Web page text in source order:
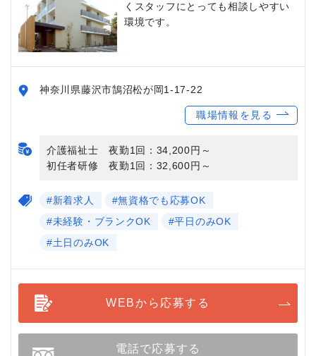
くスタッフにとっても相談しやすい
環境です。
神奈川県藤沢市鵠沼松が岡1-17-22
職場情報を見る
介護福祉士 夜勤1回：34,200円～
初任者研修 夜勤1回：32,600円～
#新着求人
#無資格でも応募OK
#未経験・ブランクOK
#平日のみOK
#土日のみOK
WEBから応募する
電話で応募する